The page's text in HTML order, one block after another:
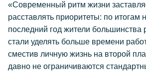
«Современный ритм жизни
расставлять приоритеты: по итогам
последний год жители большинства
стали уделять больше времени
сместив личную жизнь на второй
давно не ограничиваются